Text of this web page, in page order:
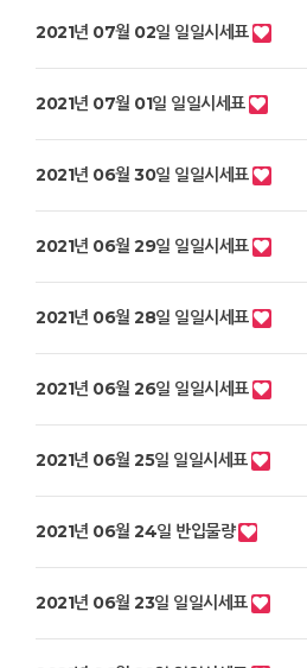
2021년 07월 02일 일일시세표
2021년 07월 01일 일일시세표
2021년 06월 30일 일일시세표
2021년 06월 29일 일일시세표
2021년 06월 28일 일일시세표
2021년 06월 26일 일일시세표
2021년 06월 25일 일일시세표
2021년 06월 24일 반입물량
2021년 06월 23일 일일시세표